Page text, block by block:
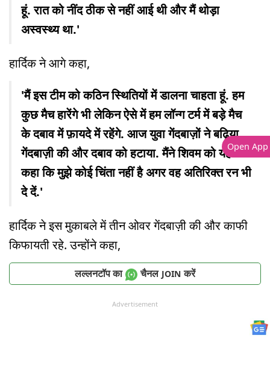
हूं. रात को नींद ठीक से नहीं आई थी और मैं थोड़ा
अस्वस्थ्य था.'
हार्दिक ने आगे कहा,
'मैं इस टीम को कठिन स्थितियों में डालना चाहता हूं. हम
कुछ मैच हारेंगे भी लेकिन ऐसे में हम लॉन्ग टर्म में बड़े मैच
के दबाव में फ़ायदे में रहेंगे. आज युवा गेंदबाज़ों ने बढ़िया
गेंदबाज़ी की और दबाव को हटाया. मैंने शिवम को यही
कहा कि मुझे कोई चिंता नहीं है अगर वह अतिरिक्त रन भी
दे दें.'
हार्दिक ने इस मुकाबले में तीन ओवर गेंदबाज़ी की और काफी
किफायती रहे. उन्होंने कहा,
लल्लनटॉप का चैनल JOIN करें
Advertisement
Open App